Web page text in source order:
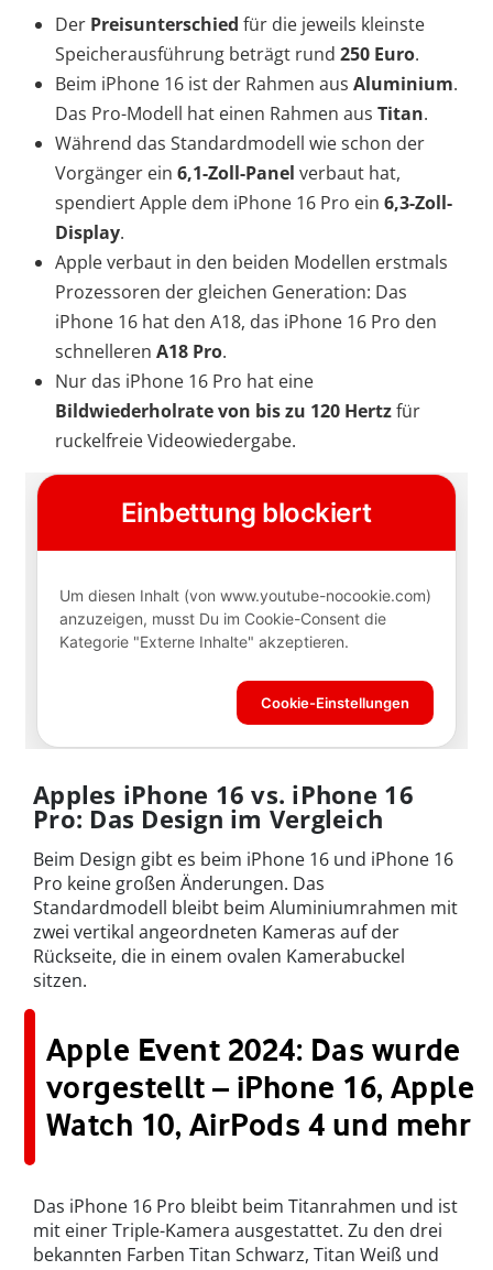
Der Preisunterschied für die jeweils kleinste
Speicherausführung beträgt rund 250 Euro.
Beim iPhone 16 ist der Rahmen aus Aluminium.
Das Pro-Modell hat einen Rahmen aus Titan.
Während das Standardmodell wie schon der
Vorgänger ein 6,1-Zoll-Panel verbaut hat,
spendiert Apple dem iPhone 16 Pro ein 6,3-Zoll-
Display.
Apple verbaut in den beiden Modellen erstmals
Prozessoren der gleichen Generation: Das
iPhone 16 hat den A18, das iPhone 16 Pro den
schnelleren A18 Pro.
Nur das iPhone 16 Pro hat eine
Bildwiederholrate von bis zu 120 Hertzfür
ruckelfreie Videowiedergabe.
Apples iPhone 16 vs. iPhone 16
Pro: Das Design im Vergleich
Beim Design gibt es beim iPhone 16 und iPhone 16
Pro keine großen Änderungen. Das
Standardmodell bleibt beim Aluminiumrahmen mit
zwei vertikal angeordneten Kameras auf der
Rückseite, die in einem ovalen Kamerabuckel
sitzen.
Apple Event 2024: Das wurde
vorgestellt – iPhone 16, Apple
Watch 10, AirPods 4 und mehr
Das iPhone 16 Pro bleibt beim Titanrahmen und ist
mit einer Triple-Kamera ausgestattet. Zu den drei
bekannten Farben Titan Schwarz, Titan Weiß und